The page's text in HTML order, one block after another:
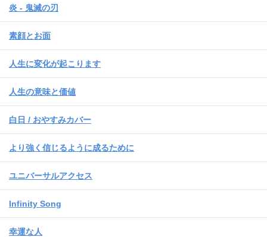
炎 - 鬼滅の刃
素顔とお面
人生に変化が起こります
人生の意味と価値
白日 / おやすみカバー
より強く信じるように成るために
ユニバーサルアクセス
Infinity Song
幸運な人